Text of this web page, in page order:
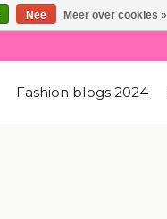
Fashion blogs 2024
Nee Meer over cookies »